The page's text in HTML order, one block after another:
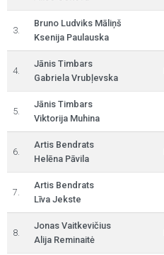
3.
Bruno Ludviks Māliņš
Ksenija Paulauska
4.
Jānis Timbars
Gabriela Vrubļevska
5.
Jānis Timbars
Viktorija Muhina
6.
Artis Bendrats
Helēna Pāvila
7.
Artis Bendrats
Līva Jekste
8.
Jonas Vaitkevičius
Alija Reminaitė